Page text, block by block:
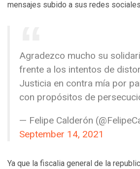
mensajes subido a sus redes
Agradezco mucho su
frente a los intentos de
Justicia en contra mía por
con propósitos de
— Felipe Calderón
September 14, 2021
Ya que la fiscalia general de la